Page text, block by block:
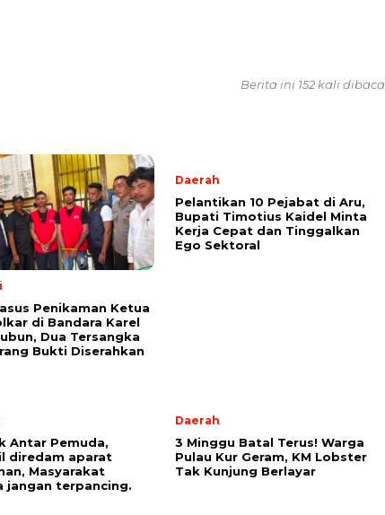
Berita ini 152 kali dibaca
Penikaman Ketua
di Bandara Karel
Dua Tersangka
Bukti Diserahkan
Daerah
Pelantikan 10 Pejabat di Aru,
Bupati Timotius Kaidel Minta
Kerja Cepat dan Tinggalkan
Ego Sektoral
Antar Pemuda,
diredam aparat
Masyarakat
jangan terpancing.
Daerah
3 Minggu Batal Terus! Warga
Pulau Kur Geram, KM Lobster
Tak Kunjung Berlayar